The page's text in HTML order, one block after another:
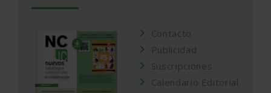
Contacto
Publicidad
Suscripciones
Calendario Editorial